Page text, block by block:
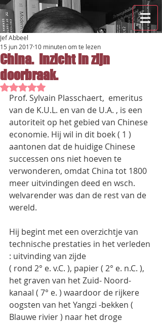
China. Inzicht in zijn
doorbraak.
Jef Abbeel
15 jun 2017 10 minuten om te lezen
Beoordeeld met NaN uit 5 sterren.
Prof. Sylvain Plasschaert,  emeritus
van de K.U.L. en van de U.A. , is een
autoriteit op het gebied van Chinese
economie. Hij wil in dit boek ( 1 )
aantonen dat de huidige Chinese
successen ons niet hoeven te
verwonderen, omdat China tot 1800
meer uitvindingen deed en wsch.
welvarender was dan de rest van de
wereld.
Hij begint met een overzichtje van
technische prestaties in het verleden
: uitvinding van zijde
( rond 2° e. v.C. ), papier ( 2° e. n.C. ),
het graven van het Zuid- Noord-
kanaal ( 7° e. ) waardoor de rijkere
oogsten van het Yangzi -bekken (
Blauwe rivier ) naar het droge